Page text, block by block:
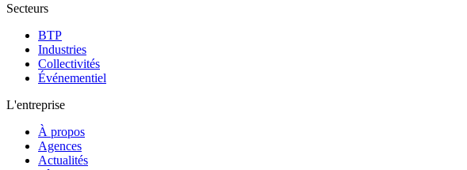
Secteurs
BTP
Industries
Collectivités
Événementiel
L'entreprise
À propos
Agences
Actualités